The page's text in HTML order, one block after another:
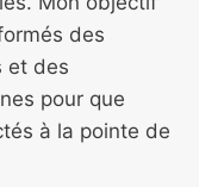
des
et des
pour que
à la pointe de